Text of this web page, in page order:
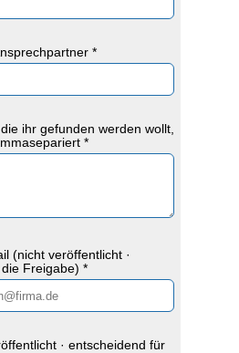
*
ihr gefunden werden wollt,
*
(nicht veröffentlicht ·
Freigabe) *
· entscheidend für